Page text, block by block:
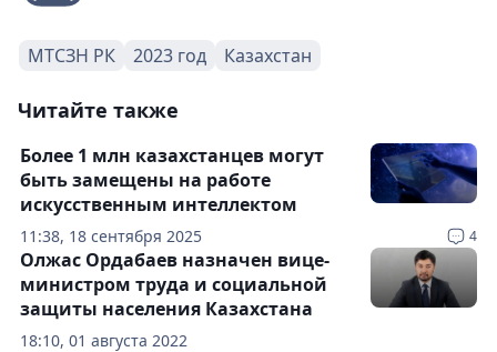
МТСЗН РК 2023 год Казахстан
Читайте также
11:38, 18 сентября 2025 4
Более 1 млн казахстанцев могут
быть замещены на работе
искусственным интеллектом
18:10, 01 августа 2022
Олжас Ордабаев назначен вице-
министром труда и социальной
защиты населения Казахстана